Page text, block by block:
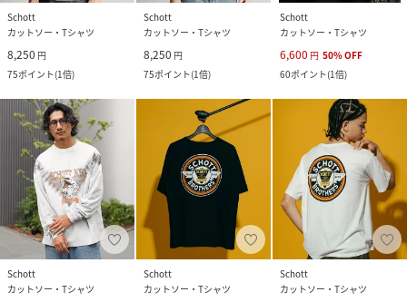
Schott
カットソー・Tシャツ
8,250 円
75ポイント(1倍)
Schott
カットソー・Tシャツ
8,250 円
75ポイント(1倍)
Schott
カットソー・Tシャツ
6,600 円 50%OFF
60ポイント(1倍)
Schott
カットソー・Tシャツ
Schott
カットソー・Tシャツ
Schott
カットソー・Tシャツ